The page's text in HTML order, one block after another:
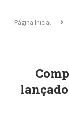
Página Inicial